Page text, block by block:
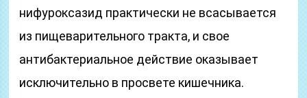
нифуроксазид практически не всасывается
из пищеварительного тракта, и свое
антибактериальное действие оказывает
исключительно в просвете кишечника.